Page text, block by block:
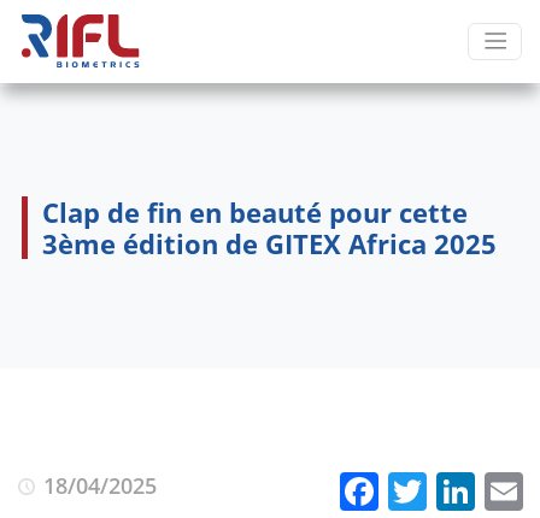
Clap de fin en beauté pour cette
3ème édition de GITEX Africa 2025
18/04/2025